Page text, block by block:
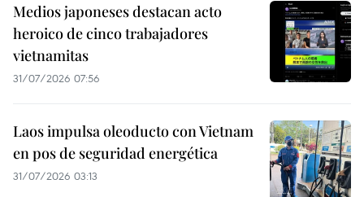
Medios japoneses destacan acto
heroico de cinco trabajadores
vietnamitas
31/07/2026 07:56
Laos impulsa oleoducto con Vietnam
en pos de seguridad energética
31/07/2026 03:13